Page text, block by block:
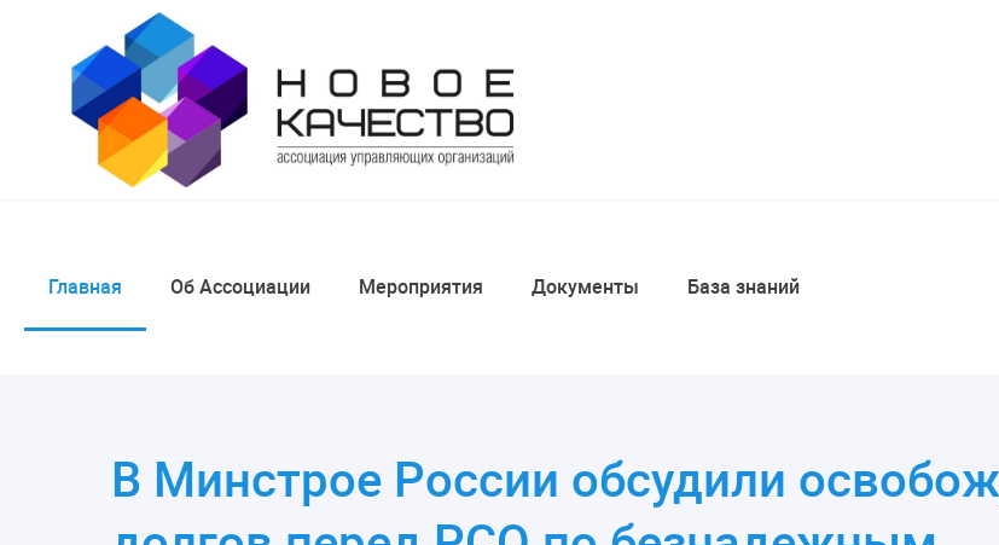
Главная Об Ассоциации Мероприятия Документы База знаний
В Минстрое России обсудили